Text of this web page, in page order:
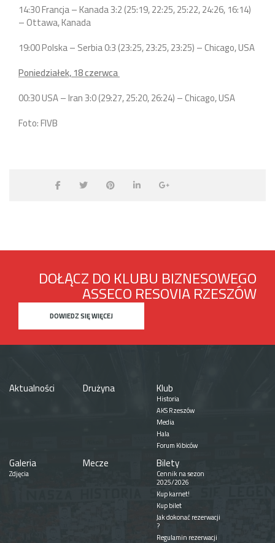
14:30 Francja – Kanada 3:2 (25:19, 22:25, 25:22, 24:26, 16:14)
– Ottawa, Kanada
19:00 Polska – Serbia 0:3 (23:25, 23:25, 23:25) – Chicago, USA
Poniedziałek, 18 czerwca
00:30 USA – Iran 3:0 (29:27, 25:20, 26:24) – Chicago, USA
Foto: FIVB
DOŁĄCZ DO KLUBU BIZNESOWEGO
ASSECO RESOVIA RZESZÓW
DOWIEDZ SIĘ WIĘCEJ
Aktualności Drużyna Klub
Historia
AKS Rzeszów
Media
Hala
Forum Kibiców
Galeria
Zdjęcia
Mecze Bilety
Cennik na sezon
2025/2026
Kup karnet!
Kup bilet
Jak dokonać rezerwacji
?
Regulamin rezerwacji